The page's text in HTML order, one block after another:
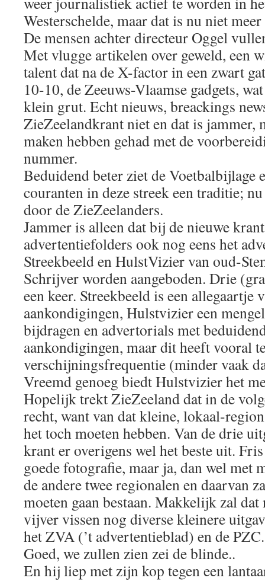
Westerschelde, maar dat is nu niet
De mensen achter directeur Oggel
Met vlugge artikelen over geweld, een
talent dat na de X-factor in een zwart
10-10, de Zeeuws-Vlaamse gadgets,
klein grut. Echt nieuws, breackings
ZieZeelandkrant niet en dat is jammer,
maken hebben gehad met de
nummer.
Beduidend beter ziet de Voetbalbijlage
couranten in deze streek een traditie;
door de ZieZeelanders.
Jammer is alleen dat bij de nieuwe
advertentiefolders ook nog eens het
Streekbeeld en HulstVizier van oud-
Schrijver worden aangeboden. Drie
een keer. Streekbeeld is een allegaartje
aankondigingen, Hulstvizier een
bijdragen en advertorials met
aankondigingen, maar dit heeft vooral
verschijningsfrequentie (minder vaak
Vreemd genoeg biedt Hulstvizier het
Hopelijk trekt ZieZeeland dat in de
recht, want van dat kleine, lokaal-
het toch moeten hebben. Van de drie
krant er overigens wel het beste uit.
goede fotografie, maar ja, dan wel met
de andere twee regionalen en daarvan
moeten gaan bestaan. Makkelijk zal
vijver vissen nog diverse kleinere
het ZVA (’t advertentieblad) en de PZC.
Goed, we zullen zien zei de blinde..
En hij liep met zijn kop tegen een